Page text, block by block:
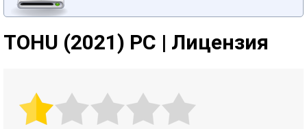
TOHU (2021) PC | Лицензия